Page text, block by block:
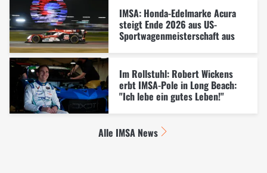
IMSA: Honda-Edelmarke Acura
steigt Ende 2026 aus US-
Sportwagenmeisterschaft aus
Im Rollstuhl: Robert Wickens
erbt IMSA-Pole in Long Beach:
"Ich lebe ein gutes Leben!"
Alle IMSA News